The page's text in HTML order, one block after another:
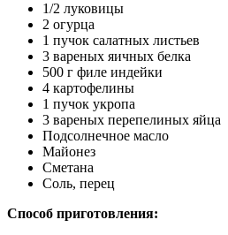
1/2 луковицы
2 огурца
1 пучок салатных листьев
3 вареных яичных белка
500 г филе индейки
4 картофелины
1 пучок укропа
3 вареных перепелиных яйца
Подсолнечное масло
Майонез
Сметана
Соль, перец
Способ приготовления: